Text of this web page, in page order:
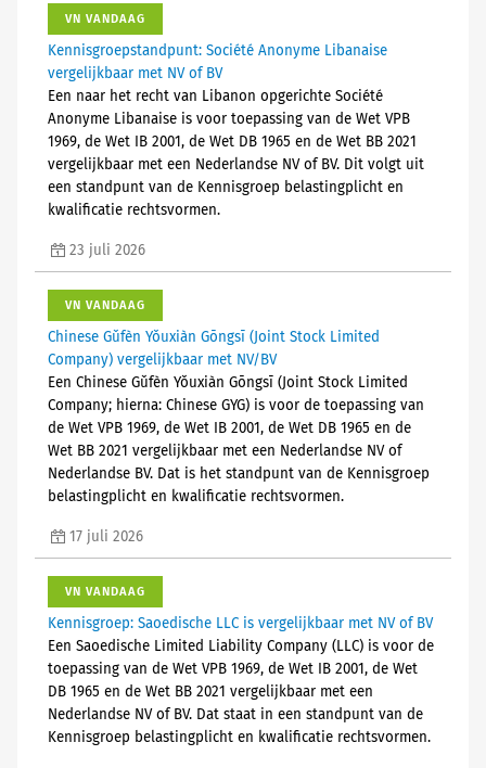
VN VANDAAG
Kennisgroepstandpunt: Société Anonyme Libanaise
vergelijkbaar met NV of BV
Een naar het recht van Libanon opgerichte Société
Anonyme Libanaise is voor toepassing van de Wet VPB
1969, de Wet IB 2001, de Wet DB 1965 en de Wet BB 2021
vergelijkbaar met een Nederlandse NV of BV. Dit volgt uit
een standpunt van de Kennisgroep belastingplicht en
kwalificatie rechtsvormen.
23 juli 2026
VN VANDAAG
Chinese Gǔfèn Yǒuxiàn Gōngsī (Joint Stock Limited
Company) vergelijkbaar met NV/BV
Een Chinese Gǔfèn Yǒuxiàn Gōngsī (Joint Stock Limited
Company; hierna: Chinese GYG) is voor de toepassing van
de Wet VPB 1969, de Wet IB 2001, de Wet DB 1965 en de
Wet BB 2021 vergelijkbaar met een Nederlandse NV of
Nederlandse BV. Dat is het standpunt van de Kennisgroep
belastingplicht en kwalificatie rechtsvormen.
17 juli 2026
VN VANDAAG
Kennisgroep: Saoedische LLC is vergelijkbaar met NV of BV
Een Saoedische Limited Liability Company (LLC) is voor de
toepassing van de Wet VPB 1969, de Wet IB 2001, de Wet
DB 1965 en de Wet BB 2021 vergelijkbaar met een
Nederlandse NV of BV. Dat staat in een standpunt van de
Kennisgroep belastingplicht en kwalificatie rechtsvormen.